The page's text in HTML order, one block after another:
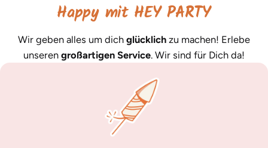
Happy mit HEY PARTY
Wir geben alles um dich glücklich zu machen! Erlebe
unseren großartigen Service. Wir sind für Dich da!